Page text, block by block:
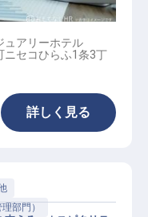
ュアリーホテル
ニセコひらふ1条3丁
詳しく見る
部門）